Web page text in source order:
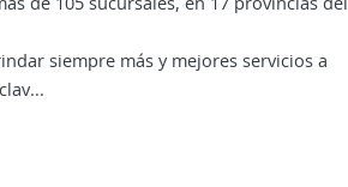
siempre más y mejores servicios a